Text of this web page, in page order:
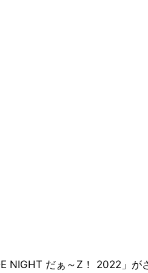
だぁ～Z！ 2022」が